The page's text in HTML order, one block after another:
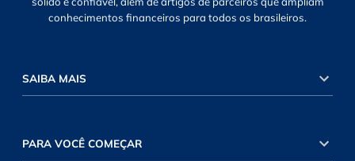
conhecimentos financeiros para todos os brasileiros.
SAIBA MAIS
PARA VOCÊ COMEÇAR